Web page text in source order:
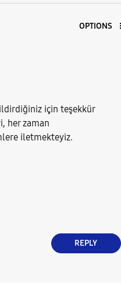
OPTIONS
için teşekkür
her zaman
iletmekteyiz.
REPLY